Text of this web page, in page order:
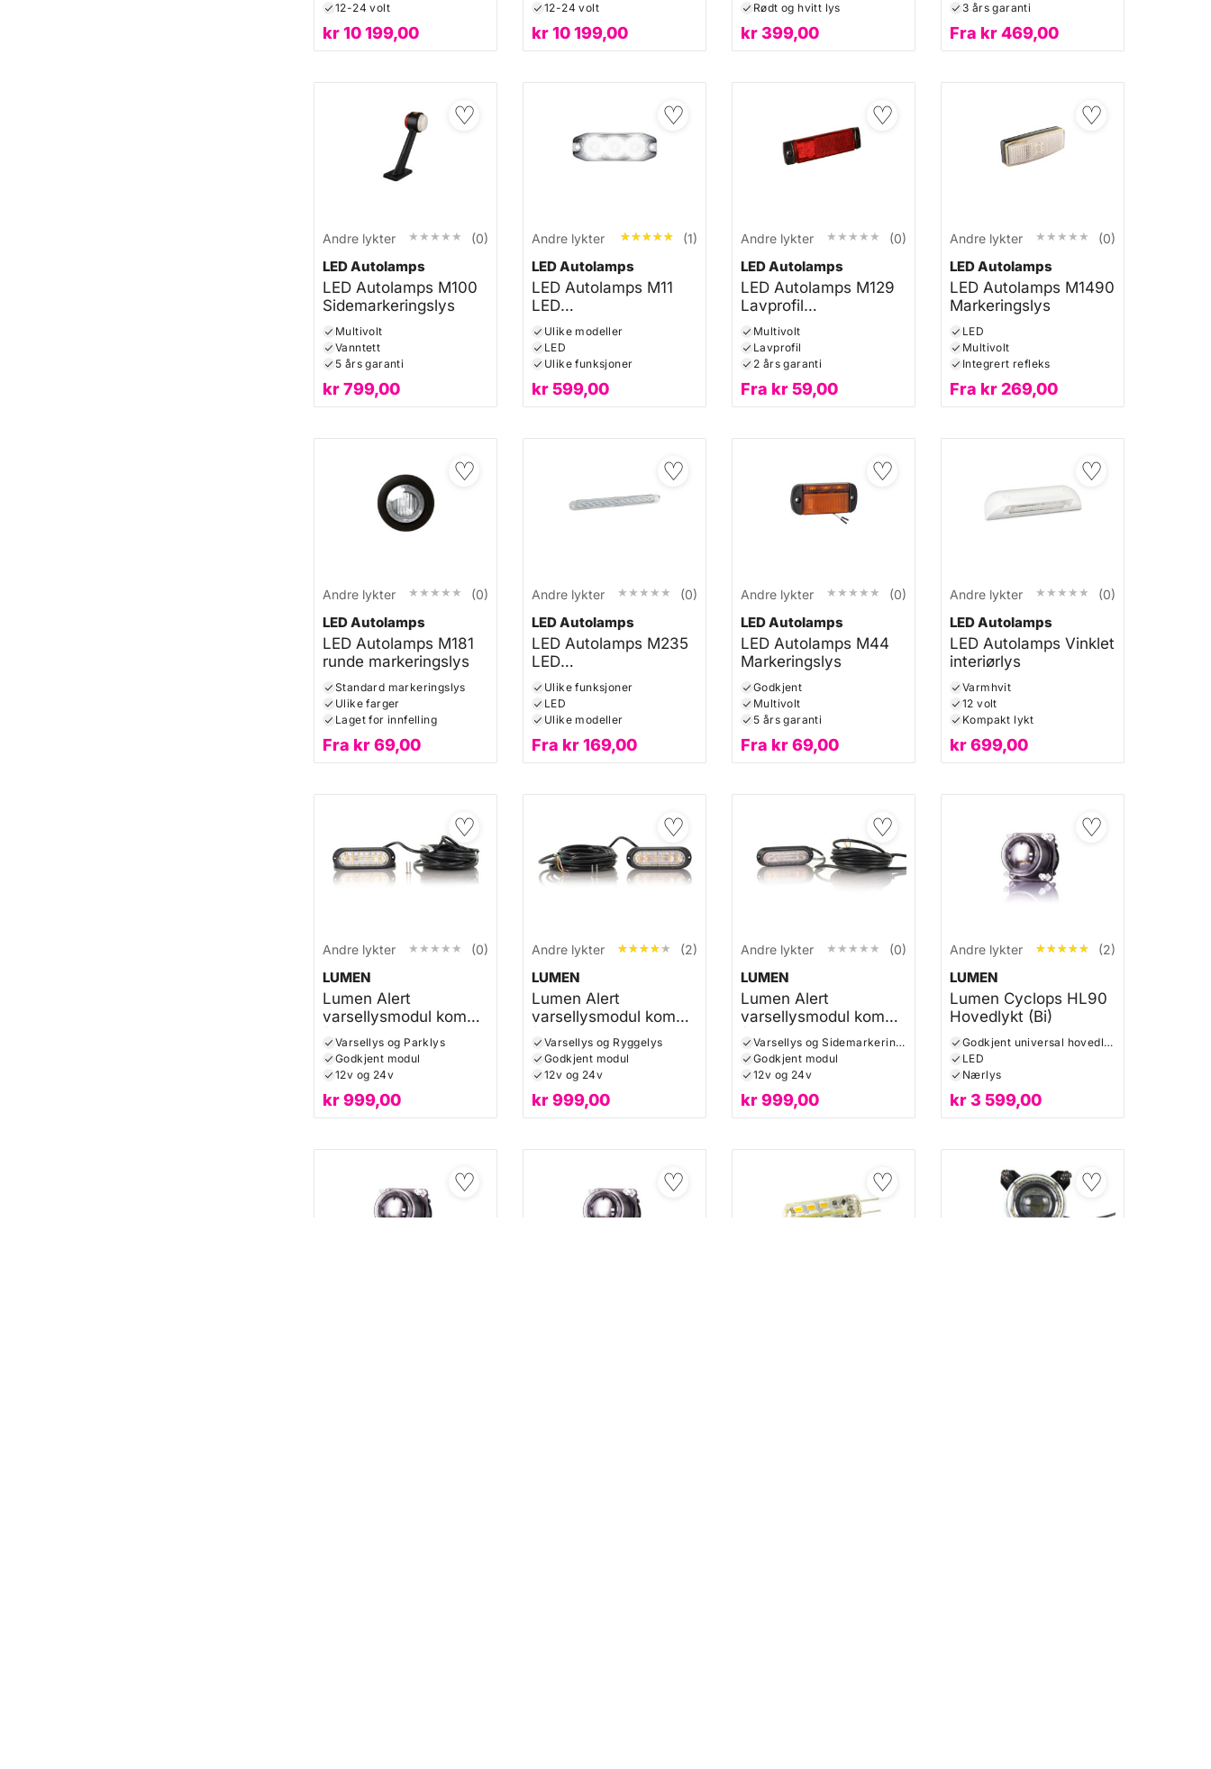
12-24 volt
kr10 199,00
12-24 volt
kr10 199,00
Rødt og hvitt lys
kr399,00
3 års garanti
Fra kr469,00
♡
Andre lykter ★★★★★
★★★★★ (0)
LED Autolamps
LED Autolamps M100
Sidemarkeringslys
Multivolt
Vanntett
5 års garanti
kr799,00
♡
Andre lykter ★★★★★
★★★★★ (1)
LED Autolamps
LED Autolamps M11
LED
multifunksjonslampe
Ulike modeller
LED
Ulike funksjoner
kr599,00
♡
Andre lykter ★★★★★
★★★★★ (0)
LED Autolamps
LED Autolamps M129
Lavprofil
sidemarkeringslys
Multivolt
Lavprofil
2 års garanti
Fra kr59,00
♡
Andre lykter ★★★★★
★★★★★ (0)
LED Autolamps
LED Autolamps M1490
Markeringslys
LED
Multivolt
Integrert refleks
Fra kr269,00
♡
Andre lykter ★★★★★
★★★★★ (0)
LED Autolamps
LED Autolamps M181
runde markeringslys
Standard markeringslys
Ulike farger
Laget for innfelling
Fra kr69,00
♡
Andre lykter ★★★★★
★★★★★ (0)
LED Autolamps
LED Autolamps M235
LED
multifunksjonslampe
Ulike funksjoner
LED
Ulike modeller
Fra kr169,00
♡
Andre lykter ★★★★★
★★★★★ (0)
LED Autolamps
LED Autolamps M44
Markeringslys
Godkjent
Multivolt
5 års garanti
Fra kr69,00
♡
Andre lykter ★★★★★
★★★★★ (0)
LED Autolamps
LED Autolamps Vinklet
interiørlys
Varmhvit
12 volt
Kompakt lykt
kr699,00
♡
Andre lykter ★★★★★
★★★★★ (0)
LUMEN
Lumen Alert
varsellysmodul kombi
(Varsellys og parklys)
Varsellys og Parklys
Godkjent modul
12v og 24v
kr999,00
♡
Andre lykter ★★★★★
★★★★★ (2)
LUMEN
Lumen Alert
varsellysmodul kombi
(Varsellys og revers)
Varsellys og Ryggelys
Godkjent modul
12v og 24v
kr999,00
♡
Andre lykter ★★★★★
★★★★★ (0)
LUMEN
Lumen Alert
varsellysmodul kombi
(Varsellys og
sidemarkering)
Varsellys og Sidemarkeringslys
Godkjent modul
12v og 24v
kr999,00
♡
Andre lykter ★★★★★
★★★★★ (2)
LUMEN
Lumen Cyclops HL90
Hovedlykt (Bi)
Godkjent universal hovedlykt
LED
Nærlys
kr3 599,00
♡ ♡ ♡ ♡